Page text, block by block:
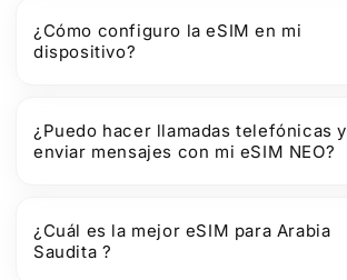
¿Cómo configuro la eSIM en mi
dispositivo?
¿Puedo hacer llamadas telefónicas y
enviar mensajes con mi eSIM NEO?
¿Cuál es la mejor eSIM para Arabia
Saudita ?